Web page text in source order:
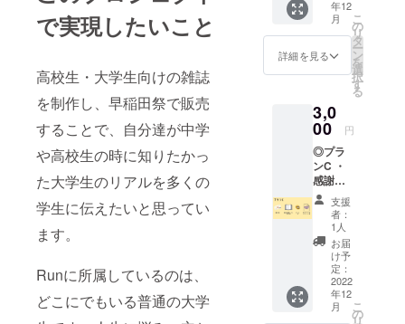
で実現したいこと
高校生・大学生向けの雑誌
を制作し、早稲田祭で販売
することで、自分達が中学
や高校生の時に知りたかっ
た大学生のリアルを多くの
学生に伝えたいと思ってい
ます。
Runに所属しているのは、
どこにでもいる普通の大学
をご覧
の上、
記入漏
れがあ
お願い
致しま
す。 ※
ご連絡
の付き
やすい
メール
アドレ
スのご
記入を
お願い
致しま
す。
早稲田
祭にて
販売予
定の雑
誌
「Run
Magazi
ne」へ
のお名
前の掲
載 ※
コース
によっ
てお申
し込み
の際、
備考欄
にご記
入いた
だく内
容が異
年12
月
詳細を見る
こ
の
リ
タ
ー
ン
を
選
択
す
る
3,0
00 円
◎プラ
ンC ・
感謝の
メール
送付 ・
Runオ
リジナ
ルクリ
アファ
イル ・
Runオ
リジナ
支援
者：
1人
お届
け予
定：
2022
年12
月
こ
の